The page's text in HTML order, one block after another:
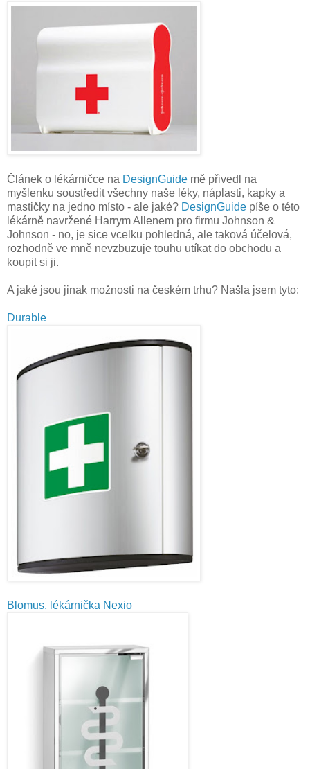
Článek o lékárničce na DesignGuide mě přivedl na
myšlenku soustředit všechny naše léky, náplasti, kapky a
mastičky na jedno místo - ale jaké? DesignGuide píše o této
lékárně navržené Harrym Allenem pro firmu Johnson &
Johnson - no, je sice vcelku pohledná, ale taková účelová,
rozhodně ve mně nevzbuzuje touhu utíkat do obchodu a
koupit si ji.
A jaké jsou jinak možnosti na českém trhu? Našla jsem tyto:
Durable
Blomus, lékárnička Nexio